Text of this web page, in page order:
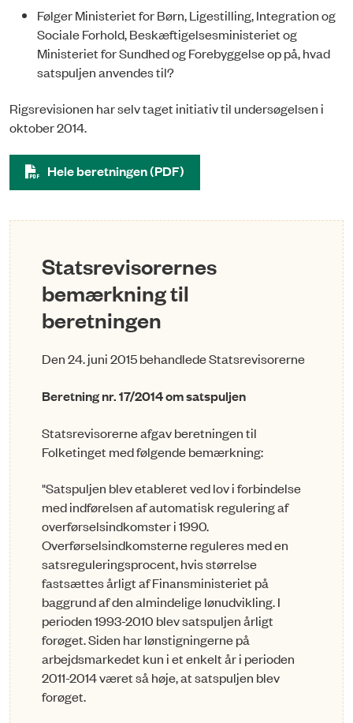
Følger Ministeriet for Børn, Ligestilling, Integration og
Sociale Forhold, Beskæftigelsesministeriet og
Ministeriet for Sundhed og Forebyggelse op på, hvad
satspuljen anvendes til?
Rigsrevisionen har selv taget initiativ til undersøgelsen i
oktober 2014.
Hele beretningen (PDF)
Statsrevisorernes
bemærkning til
beretningen
Den 24. juni 2015 behandlede Statsrevisorerne
Beretning nr. 17/2014 omsatspuljen
Statsrevisorerne afgav beretningen til
Folketinget med følgende bemærkning:
"Satspuljen blev etableret ved lov i forbindelse
med indførelsen af automatisk regulering af
overførselsindkomster i 1990.
Overførselsindkomsterne reguleres med en
satsreguleringsprocent, hvis størrelse
fastsættes årligt af Finansministeriet på
baggrund af den almindelige lønudvikling. I
perioden 1993-2010 blev satspuljen årligt
forøget. Siden har lønstigningerne på
arbejdsmarkedet kun i et enkelt år i perioden
2011-2014 været så høje, at satspuljen blev
forøget.